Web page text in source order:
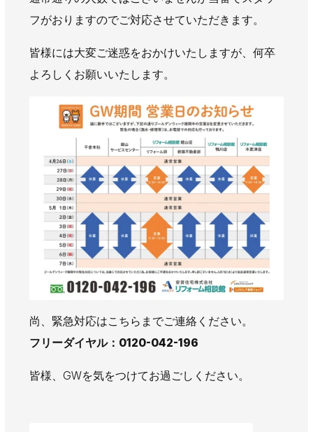
お知らせ
社長ブログ イベント お知らせ
チラシ
AWAJYUブログ
安房住まいる
採用情報
新卒・第二新卒採用 アルバイト採用 中途採用
協力会社募集
お問い合わせ
フがおりますのでご対応させていただきます。
皆様には大変ご迷惑をおかけいたしますが、何卒
よろしくお願いいたします。
尚、緊急対応はこちらまでご連絡ください。
フリーダイヤル：0120-042-196
皆様、GWを気をつけてお過ごしください。